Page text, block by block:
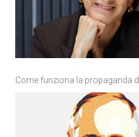
Come funziona la propaganda